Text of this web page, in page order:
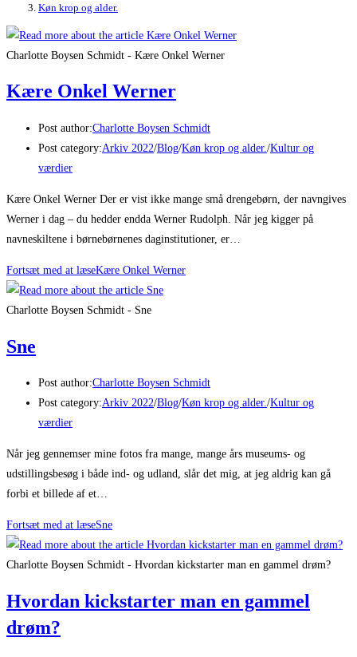
Køn krop og alder.
Charlotte Boysen Schmidt - Kære Onkel Werner
Kære Onkel Werner
Post author:Charlotte Boysen Schmidt
Post category:Arkiv 2022/Blog/Køn krop og alder./Kultur og
værdier
Kære Onkel Werner Der er vist ikke mange små drengebørn, der navngives
Werner i dag – du hedder endda Werner Rudolph. Når jeg kigger på
navneskiltene i børnebørnenes daginstitutioner, er…
Fortsæt med at læseKære Onkel Werner
Charlotte Boysen Schmidt - Sne
Sne
Post author:Charlotte Boysen Schmidt
Post category:Arkiv 2022/Blog/Køn krop og alder./Kultur og
værdier
Når jeg gennemser mine fotos fra mange, mange års museums- og
udstillingsbesøg i både ind- og udland, slår det mig, at jeg aldrig kan gå
forbi et billede af et…
Fortsæt med at læseSne
Charlotte Boysen Schmidt - Hvordan kickstarter man en gammel drøm?
Hvordan kickstarter man en gammel
drøm?